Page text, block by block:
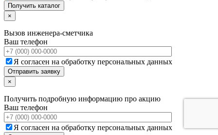
×
Вызов инженера-сметчика
Ваш телефон
Я согласен на обработку персональных данных
×
Получить подробную информацию про акцию
Ваш телефон
Я согласен на обработку персональных данных